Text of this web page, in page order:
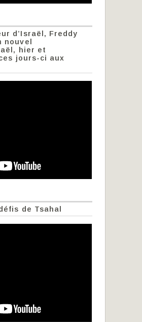
d’Israël, Freddy
nouvel
hier et
jours-ci aux
de Tsahal